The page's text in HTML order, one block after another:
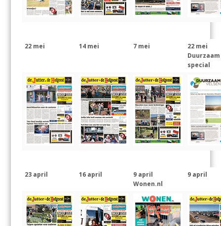
22 mei 14 mei 7 mei
22 mei
Duurzaam
special
23 april 16 april
9 april
Wonen.nl
9 april